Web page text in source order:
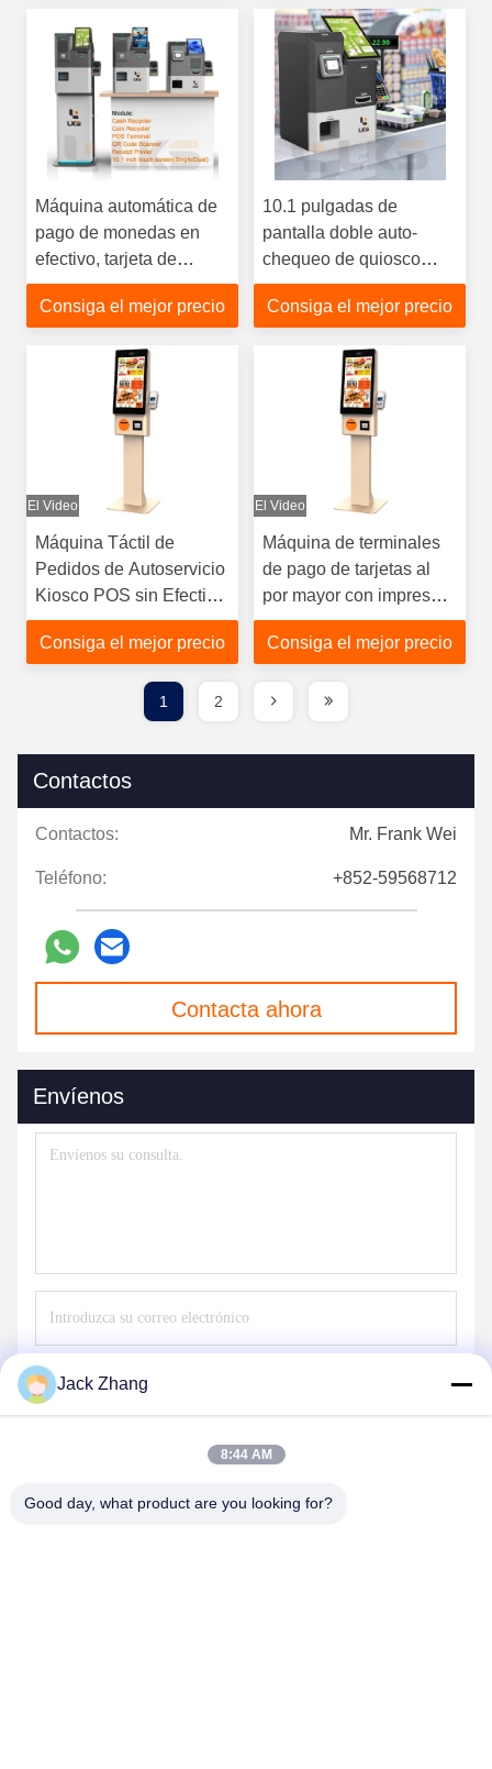
Máquina automática de
pago de monedas en
efectivo, tarjeta de
crédito, terminal POS, y
autocontratación
Consiga el mejor precio
10.1 pulgadas de
pantalla doble auto-
chequeo de quiosco
dinero en efectivo
máquina de
Consiga el mejor precio
El Video
Máquina Táctil de
Pedidos de Autoservicio
Kiosco POS sin Efectivo
con Escáner de Código
QR
Consiga el mejor precio
El Video
Máquina de terminales
de pago de tarjetas al
por mayor con impresora
y lector de tarjetas
Quiosco de pedidos de
autoservicio
Consiga el mejor precio
1 2
Contactos
Contactos: Mr. Frank Wei
Teléfono: +852-59568712
Contacta ahora
Envíenos
Jack Zhang
8:44 AM
Good day, what product are you looking for?